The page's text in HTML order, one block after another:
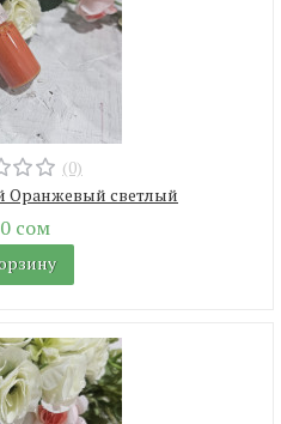
(0)
Оранжевый светлый
сом